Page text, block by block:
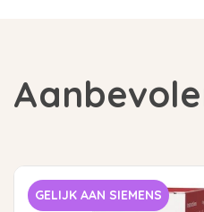
GELIJK AAN SIEMENS